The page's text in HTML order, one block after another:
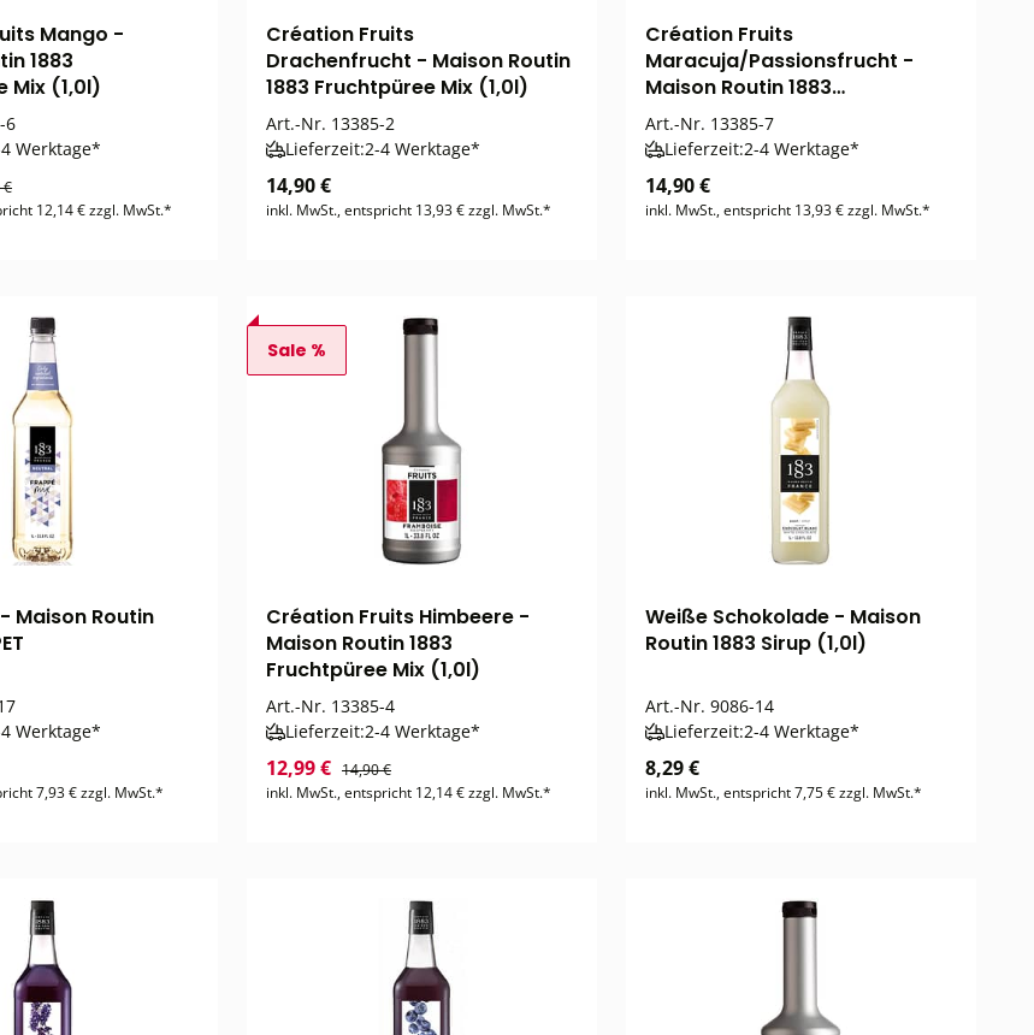
Mango -
1883
Mix (1,0l)
6
Werktage*
€
12,14 € zzgl. MwSt.*
Création Fruits
Drachenfrucht - Maison Routin
1883 Fruchtpüree Mix (1,0l)
Art.-Nr. 13385-2
Lieferzeit:2-4 Werktage*
14,90 €
inkl. MwSt., entspricht 13,93 € zzgl. MwSt.*
Création Fruits
Maracuja/Passionsfrucht -
Maison Routin 1883
Fruchtpüree Mix (1,0l)
Art.-Nr. 13385-7
Lieferzeit:2-4 Werktage*
14,90 €
inkl. MwSt., entspricht 13,93 € zzgl. MwSt.*
Maison Routin
Werktage*
7,93 € zzgl. MwSt.*
Sale %
Création Fruits Himbeere -
Maison Routin 1883
Fruchtpüree Mix (1,0l)
Art.-Nr. 13385-4
Lieferzeit:2-4 Werktage*
12,99 € 14,90 €
inkl. MwSt., entspricht 12,14 € zzgl. MwSt.*
Weiße Schokolade - Maison
Routin 1883 Sirup (1,0l)
Art.-Nr. 9086-14
Lieferzeit:2-4 Werktage*
8,29 €
inkl. MwSt., entspricht 7,75 € zzgl. MwSt.*